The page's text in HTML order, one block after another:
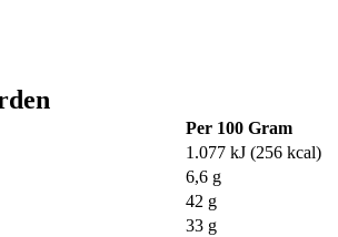
Per 100 Gram
1.077 kJ (256 kcal)
6,6 g
42 g
33 g